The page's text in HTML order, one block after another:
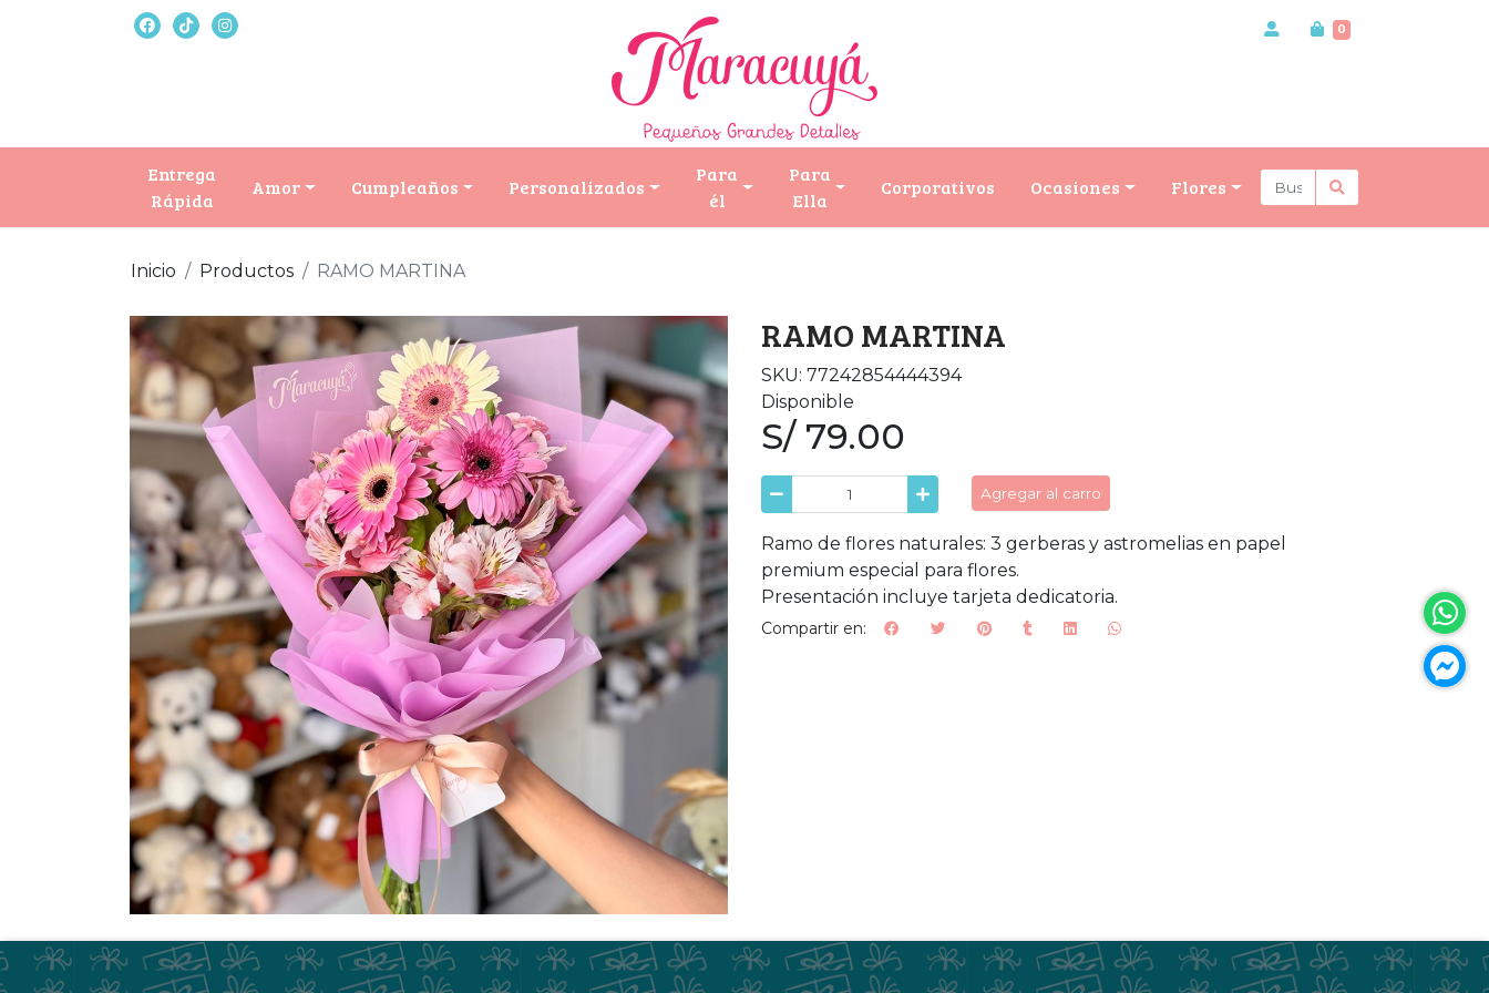
0
Entrega
Rápida
Amor Cumpleaños Personalizados
Para
él
Para
Ella
Corporativos Ocasiones Flores
Inicio Productos RAMO MARTINA
RAMO MARTINA
SKU: 77242854444394
Disponible
S/ 79.00
Agregar al carro
Ramo de flores naturales: 3 gerberas y astromelias en papel
premium especial para flores.
Presentación incluye tarjeta dedicatoria.
Compartir en: